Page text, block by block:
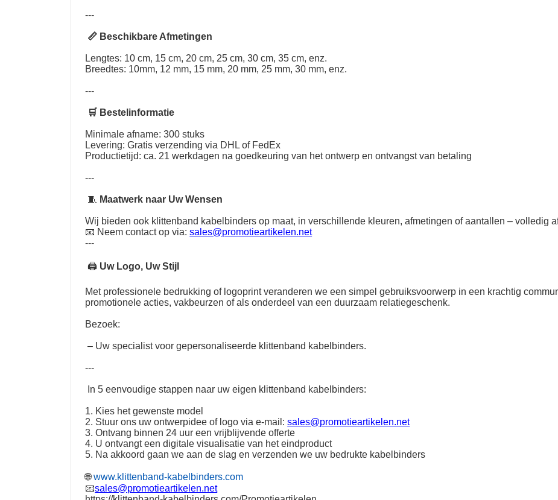
---
📏 Beschikbare Afmetingen
Lengtes: 10 cm, 15 cm, 20 cm, 25 cm, 30 cm, 35 cm, enz.
Breedtes: 10mm, 12 mm, 15 mm, 20 mm, 25 mm, 30 mm, enz.
---
🛒 Bestelinformatie
Minimale afname: 300 stuks
Levering: Gratis verzending via DHL of FedEx
Productietijd: ca. 21 werkdagen na goedkeuring van het ontwerp en ontvangst van betaling
---
🧵 Maatwerk naar Uw Wensen
Wij bieden ook klittenband kabelbinders op maat, in verschillende kleuren, afmetingen of aantallen – volledig
📧 Neem contact op via:sales@promotieartikelen.net
---
🖨 Uw Logo, Uw Stijl
Met professionele bedrukking of logoprint veranderen we een simpel gebruiksvoorwerp in een krachtig
promotionele acties, vakbeurzen of als onderdeel van een duurzaam relatiegeschenk.
Bezoek:
– Uw specialist voor gepersonaliseerde klittenband kabelbinders.
---
In 5 eenvoudige stappen naar uw eigen klittenband kabelbinders:
1. Kies het gewenste model
2. Stuur ons uw ontwerpidee of logo via e-mail:sales@promotieartikelen.net
3. Ontvang binnen 24 uur een vrijblijvende offerte
4. U ontvangt een digitale visualisatie van het eindproduct
5. Na akkoord gaan we aan de slag en verzenden we uw bedrukte kabelbinders
🌐www.klittenband-kabelbinders.com
📧sales@promotieartikelen.net